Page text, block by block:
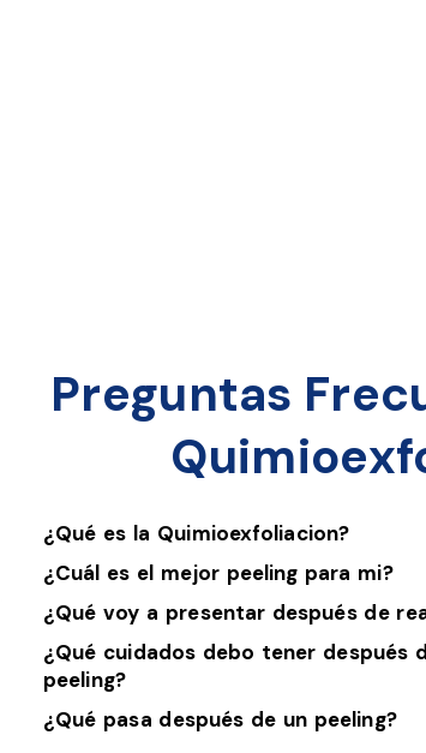
Preguntas
¿Qué es la Quimioexfoliacion?
¿Cuál es el mejor peeling para mi?
¿Qué voy a presentar después de
¿Qué cuidados debo tener después
peeling?
¿Qué pasa después de un peeling?